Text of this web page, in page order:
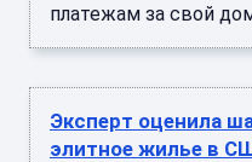
платежам за свой
Эксперт оценила
элитное жилье в